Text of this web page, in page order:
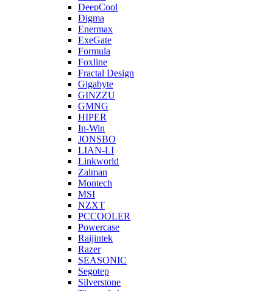
DeepCool
Digma
Enermax
ExeGate
Formula
Foxline
Fractal Design
Gigabyte
GINZZU
GMNG
HIPER
In-Win
JONSBO
LIAN-LI
Linkworld
Zalman
Montech
MSI
NZXT
PCCOOLER
Powercase
Raijintek
Razer
SEASONIC
Segotep
Silverstone